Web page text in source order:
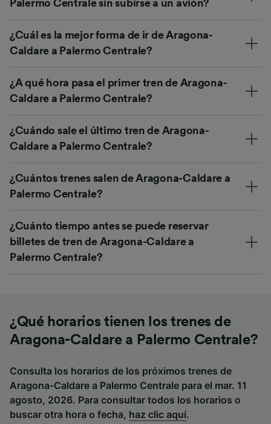
Palermo Centrale sin subirse a un avión?
¿Cuál es la mejor forma de ir de Aragona-
Caldare a Palermo Centrale?
¿A qué hora pasa el primer tren de Aragona-
Caldare a Palermo Centrale?
¿Cuándo sale el último tren de Aragona-
Caldare a Palermo Centrale?
¿Cuántos trenes salen de Aragona-Caldare a
Palermo Centrale?
¿Cuánto tiempo antes se puede reservar
billetes de tren de Aragona-Caldare a
Palermo Centrale?
¿Qué horarios tienen los trenes de
Aragona-Caldare a Palermo Centrale?
Consulta los horarios de los próximos trenes de
Aragona-Caldare a Palermo Centrale para el mar. 11
agosto, 2026. Para consultar todos los horarios o
buscar otra hora o fecha, haz clic aquí.